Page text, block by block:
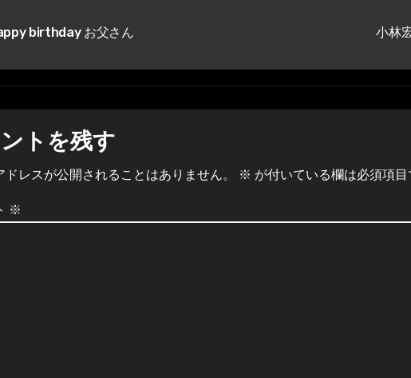
birthday お父さん 小林
トを残す
ドレスが公開されることはありません。 ※ が付いている欄は必須項目
※